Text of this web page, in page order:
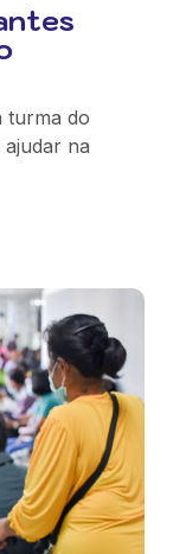
turma do
na